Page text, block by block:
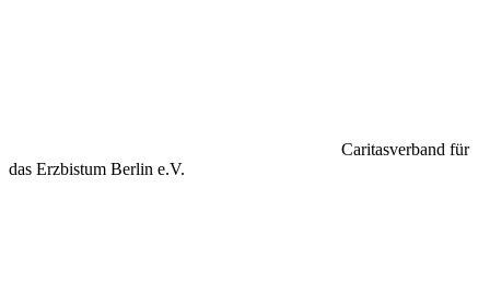
Caritasverband für
das Erzbistum Berlin e.V.